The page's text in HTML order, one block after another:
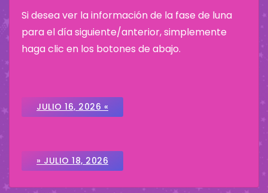
Si desea ver la información de la fase de luna
para el día siguiente/anterior, simplemente
haga clic en los botones de abajo.
JULIO 16, 2026 «
» JULIO 18, 2026